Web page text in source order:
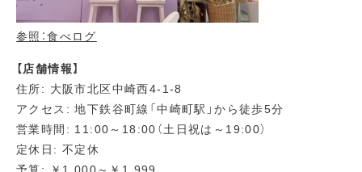
参照：食べログ
【店舗情報】
住所: 大阪市北区中崎西4-1-8
アクセス: 地下鉄谷町線「中崎町駅」から徒歩5分
営業時間: 11:00～18:00（土日祝は～19:00）
定休日: 不定休